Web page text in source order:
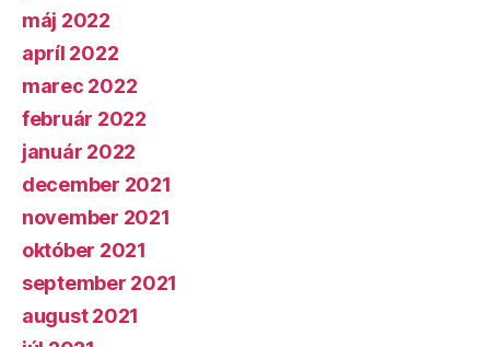
máj 2022
apríl 2022
marec 2022
február 2022
január 2022
december 2021
november 2021
október 2021
september 2021
august 2021